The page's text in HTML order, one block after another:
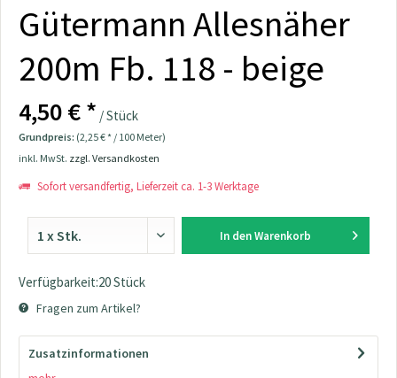
Gütermann Allesnäher
200m Fb. 118 - beige
4,50 € * / Stück
Grundpreis: (2,25 € * / 100 Meter)
inkl. MwSt. zzgl. Versandkosten
Sofort versandfertig, Lieferzeit ca. 1-3 Werktage
In den Warenkorb
Verfügbarkeit:20 Stück
Fragen zum Artikel?
Zusatzinformationen